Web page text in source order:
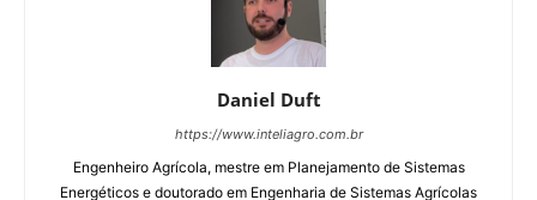
Daniel Duft
https://www.inteliagro.com.br
Engenheiro Agrícola, mestre em Planejamento de Sistemas
Energéticos e doutorado em Engenharia de Sistemas Agrícolas